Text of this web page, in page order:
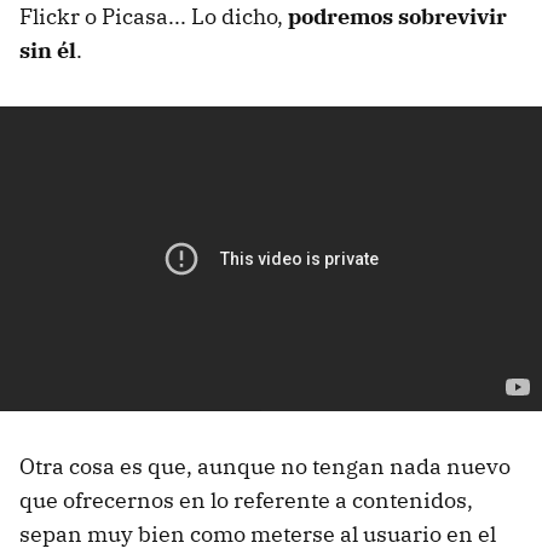
Flickr o Picasa... Lo dicho, podremos sobrevivir
sin él.
Otra cosa es que, aunque no tengan nada nuevo
que ofrecernos en lo referente a contenidos,
sepan muy bien como meterse al usuario en el